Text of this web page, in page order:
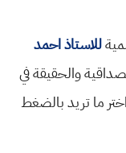
للاستاذ احمد
والحقيقة في
ما تريد بالضغط